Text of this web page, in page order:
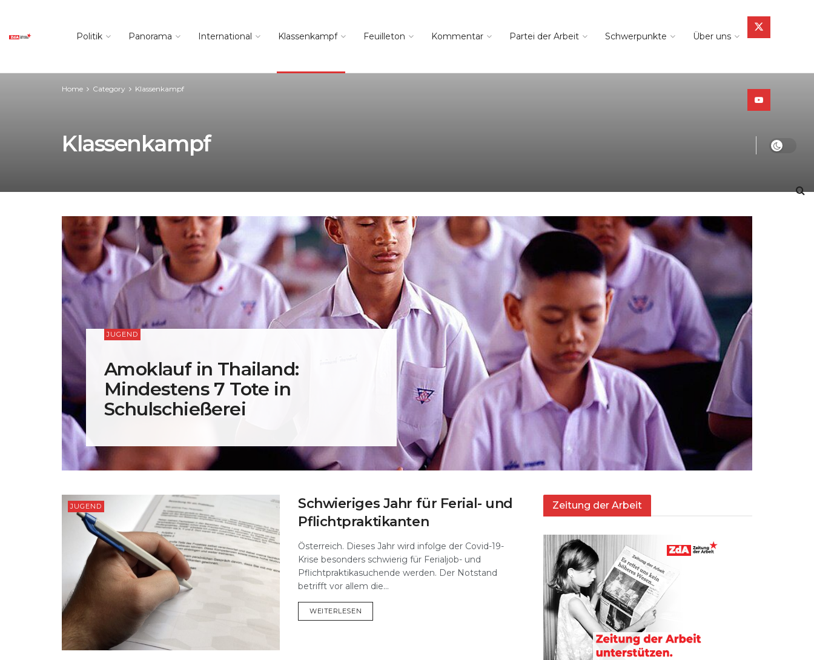
Politik Panorama International Klassenkampf Feuilleton Kommentar Partei der Arbeit Schwerpunkte Über uns
Home Category Klassenkampf
Klassenkampf
JUGEND
Amoklauf in Thailand:
Mindestens 7 Tote in
Schulschießerei
JUGEND
Schwieriges Jahr für Ferial- und
Pflichtpraktikanten
Österreich. Dieses Jahr wird infolge der Covid-19-
Krise besonders schwierig für Ferialjob- und
Pflichtpraktikasuchende werden. Der Notstand
betrifft vor allem die...
WEITERLESEN
Zeitung der Arbeit